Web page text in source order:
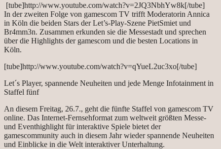
[tube]http://www.youtube.com/watch?v=2JQ3NbhYw8k[/tube]
In der zweiten Folge von gamescom TV trifft Moderatorin Annica
in Köln die beiden Stars der Let’s-Play-Szene PietSmiet und
Br4mm3n. Zusammen erkunden sie die Messestadt und sprechen
über die Highlights der gamescom und die besten Locations in
Köln.
[tube]http://www.youtube.com/watch?v=qYueL2uc3xo[/tube]
Let´s Player, spannende Neuheiten und jede Menge Infotainment in
Staffel fünf
An diesem Freitag, 26.7., geht die fünfte Staffel von gamescom TV
online. Das Internet-Fernsehformat zum weltweit größten Messe-
und Eventhighlight für interaktive Spiele bietet der
gamescommunity auch in diesem Jahr wieder spannende Neuheiten
und Einblicke in die Welt interaktiver Unterhaltung.